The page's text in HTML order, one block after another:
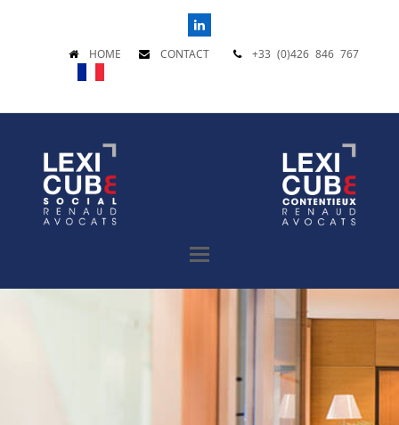
LinkedIn
HOME CONTACT +33 (0)426 846 767